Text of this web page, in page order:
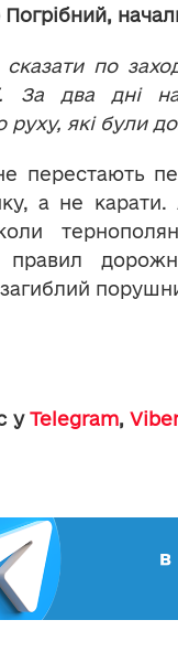
по
За два дні
руху, які були
перестають
а не
коли
правил
уTelegram,